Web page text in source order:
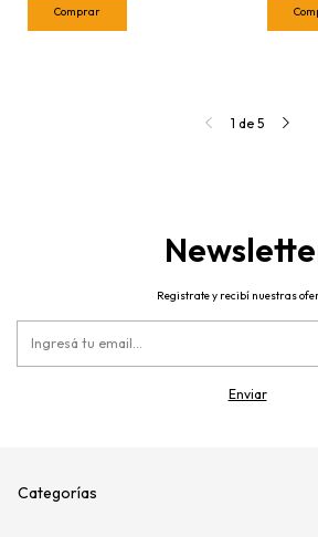
1 de 5
Registrate y recibí nuestras
Categorías